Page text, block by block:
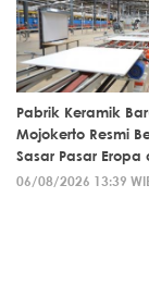
Pabrik Keramik
Mojokerto Resmi
Sasar Pasar Eropa
06/08/2026 13:39